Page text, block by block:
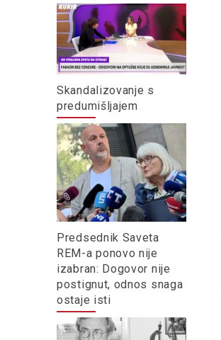
Skandalizovanje s
predumišljajem
Predsednik Saveta
REM-a ponovo nije
izabran: Dogovor nije
postignut, odnos snaga
ostaje isti